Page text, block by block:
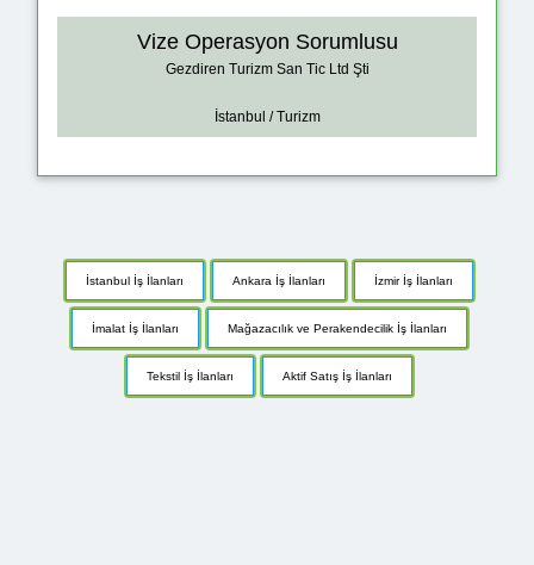
Vize Operasyon Sorumlusu
Gezdiren Turizm San Tic Ltd Şti
İstanbul / Turizm
İstanbul İş İlanları Ankara İş İlanları İzmir İş İlanları
İmalat İş İlanları Mağazacılık ve Perakendecilik İş İlanları
Tekstil İş İlanları Aktif Satış İş İlanları